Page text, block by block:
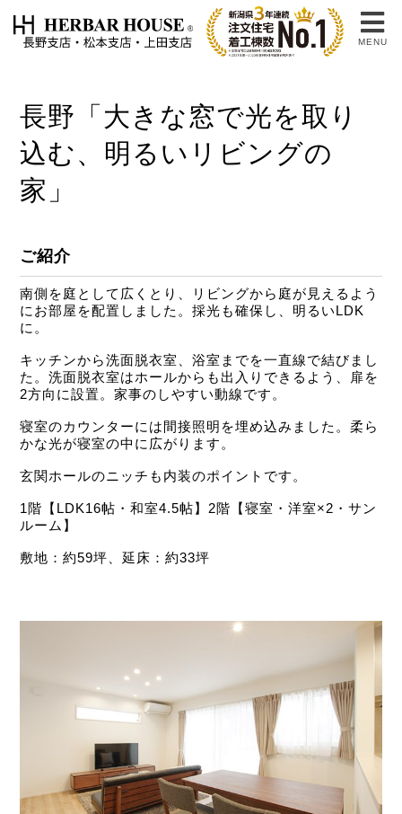
MENU
長野「大きな窓で光を取り
込む、明るいリビングの
家」
ご紹介
南側を庭として広くとり、リビングから庭が見えるよう
にお部屋を配置しました。採光も確保し、明るいLDK
に。
キッチンから洗面脱衣室、浴室までを一直線で結びまし
た。洗面脱衣室はホールからも出入りできるよう、扉を
2方向に設置。家事のしやすい動線です。
寝室のカウンターには間接照明を埋め込みました。柔ら
かな光が寝室の中に広がります。
玄関ホールのニッチも内装のポイントです。
1階【LDK16帖・和室4.5帖】2階【寝室・洋室×2・サン
ルーム】
敷地：約59坪、延床：約33坪